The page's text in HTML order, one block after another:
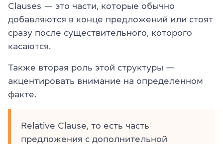
Clauses — это части, которые обычно
добавляются в конце предложений или стоят
сразу после существительного, которого
касаются.
Также вторая роль этой структуры —
акцентировать внимание на определенном
факте.
Relative Clause, то есть часть
предложения с дополнительной